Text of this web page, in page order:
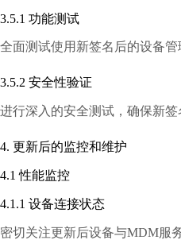
3.5.1 功能测试
全面测试使用新签名后的设备管
3.5.2 安全性验证
进行深入的安全测试，确保新签
4. 更新后的监控和维护
4.1 性能监控
4.1.1 设备连接状态
密切关注更新后设备与MDM服